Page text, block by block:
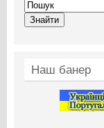
Наш банер